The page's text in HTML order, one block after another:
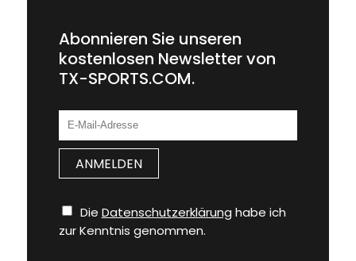
Abonnieren Sie unseren
kostenlosen Newsletter von
TX-SPORTS.COM.
Die Datenschutzerklärung habe ich
zur Kenntnis genommen.